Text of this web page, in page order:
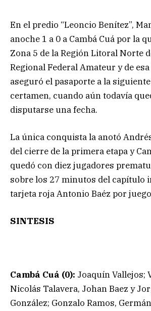
En el predio “Leoncio Benítez”,
anoche 1 a 0 a Cambá Cuá por la
Zona 5 de la Región Litoral Norte
Regional Federal Amateur y de
aseguró el pasaporte a la
certamen, cuando aún todavía
disputarse una fecha.
La única conquista la anotó
del cierre de la primera etapa y
quedó con diez jugadores
sobre los 27 minutos del capítulo
tarjeta roja Antonio Baéz por
SINTESIS
Cambá Cuá (0): Joaquín Vallejos;
Nicolás Talavera, Johan Baez y
González; Gonzalo Ramos,